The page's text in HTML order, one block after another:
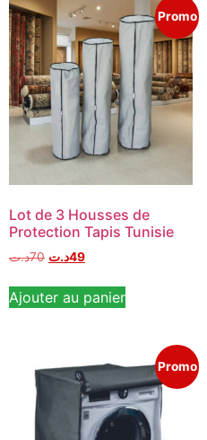
Promo
Lot de 3 Housses de
Protection Tapis Tunisie
70د.ت 49د.ت
Ajouter au panier
Promo